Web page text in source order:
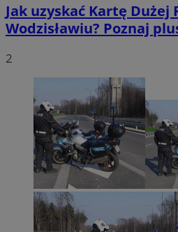
Jak uzyskać Kartę Dużej
Wodzisławiu? Poznaj
2